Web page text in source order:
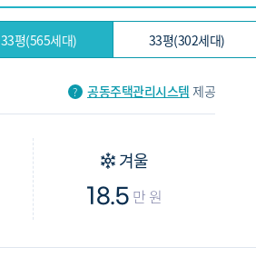
33평(565세대) 33평(302세대)
공동주택관리시스템 제공
겨울
18.5 만 원